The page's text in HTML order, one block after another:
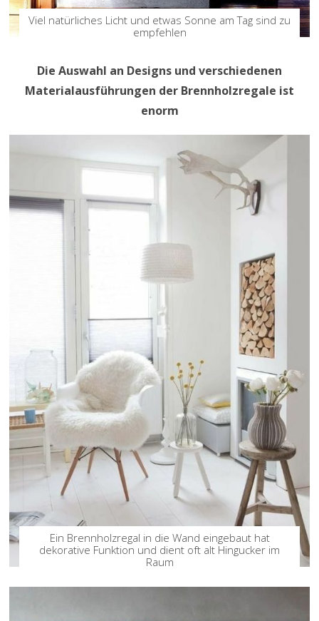
Viel natürliches Licht und etwas Sonne am Tag sind zu
empfehlen
Die Auswahl an Designs und verschiedenen
Materialausführungen der Brennholzregale ist
enorm
Ein Brennholzregal in die Wand eingebaut hat
dekorative Funktion und dient oft alt Hingucker im
Raum